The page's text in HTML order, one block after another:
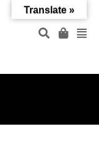
Translate »